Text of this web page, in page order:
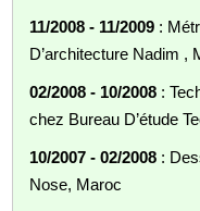
11/2008 - 11/2009 :
D’architecture Nadim ,
02/2008 - 10/2008 :
chez Bureau D’étude
10/2007 - 02/2008 :
Nose, Maroc